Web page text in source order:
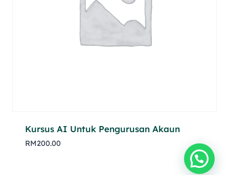
Kursus AI Untuk Pengurusan Akaun
RM200.00